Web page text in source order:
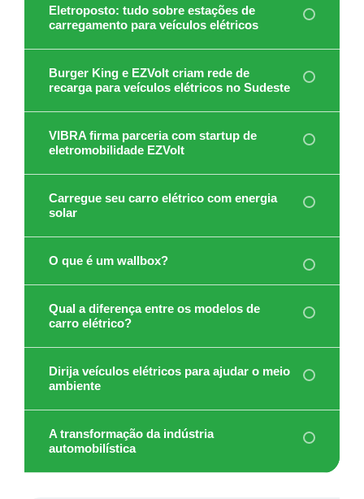
Eletroposto: tudo sobre estações de
carregamento para veículos elétricos
Burger King e EZVolt criam rede de
recarga para veículos elétricos no Sudeste
VIBRA firma parceria com startup de
eletromobilidade EZVolt
Carregue seu carro elétrico com energia
solar
O que é um wallbox?
Qual a diferença entre os modelos de
carro elétrico?
Dirija veículos elétricos para ajudar o meio
ambiente
A transformação da indústria
automobilística